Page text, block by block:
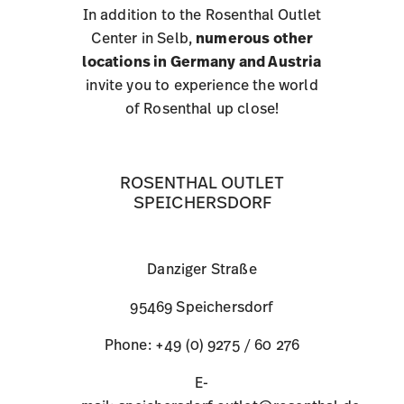
selb.outlet@rosenthal.de
Coming from the direction of
In addition to the Rosenthal Outlet
Center in Selb, numerous other
locations in Germany and Austria
invite you to experience the world
of Rosenthal up close!
ROSENTHAL OUTLET
SPEICHERSDORF
Danziger Straße
95469 Speichersdorf
Phone: +49 (0) 9275 / 60 276
E-